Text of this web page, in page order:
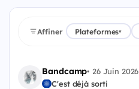
Affiner Plateformes▾
Bandcamp• 26 Juin 2026
C'est déjà sorti